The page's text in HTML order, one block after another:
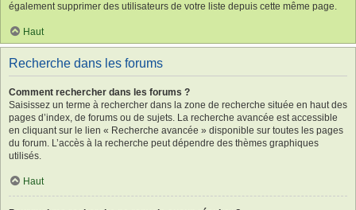
également supprimer des utilisateurs de votre liste depuis cette même page.
Haut
Recherche dans les forums
Comment rechercher dans les forums ?
Saisissez un terme à rechercher dans la zone de recherche située en haut des
pages d’index, de forums ou de sujets. La recherche avancée est accessible
en cliquant sur le lien « Recherche avancée » disponible sur toutes les pages
du forum. L’accès à la recherche peut dépendre des thèmes graphiques
utilisés.
Haut